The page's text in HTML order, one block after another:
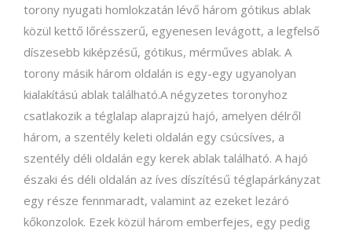
torony nyugati homlokzatán lévő három gótikus ablak
közül kettő lőrésszerű, egyenesen levágott, a legfelső
díszesebb kiképzésű, gótikus, mérműves ablak. A
torony másik három oldalán is egy-egy ugyanolyan
kialakítású ablak található.A négyzetes toronyhoz
csatlakozik a téglalap alaprajzú hajó, amelyen délről
három, a szentély keleti oldalán egy csúcsíves, a
szentély déli oldalán egy kerek ablak található. A hajó
északi és déli oldalán az íves díszítésű téglapárkányzat
egy része fennmaradt, valamint az ezeket lezáró
kőkonzolok. Ezek közül három emberfejes, egy pedig